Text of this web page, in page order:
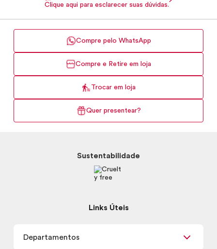
Clique aqui para esclarecer suas dúvidas.
Compre pelo WhatsApp
Compre e Retire em loja
Trocar em loja
Quer presentear?
Sustentabilidade
Links Úteis
Departamentos